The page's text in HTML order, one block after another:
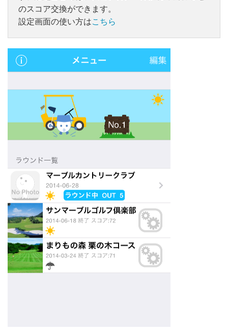
のスコア交換ができます。
設定画面の使い方はこちら